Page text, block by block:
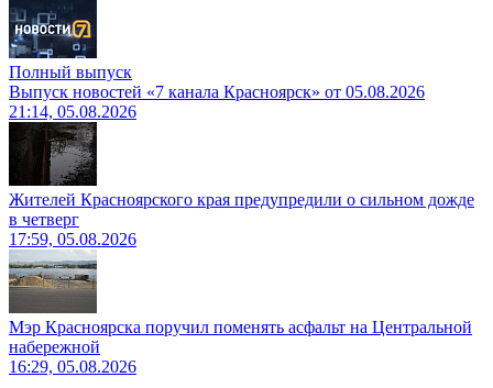
Полный выпуск
Выпуск новостей «7 канала Красноярск» от 05.08.2026
21:14, 05.08.2026
Жителей Красноярского края предупредили о сильном дожде
в четверг
17:59, 05.08.2026
Мэр Красноярска поручил поменять асфальт на Центральной
набережной
16:29, 05.08.2026